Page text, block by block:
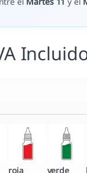
roja verde